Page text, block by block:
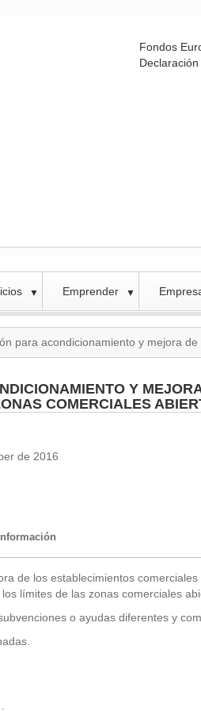
Fondos
▼ Emprender ▼
para acondicionamiento y mejora
Y
COMERCIALES
de 2016
Información
de los establecimientos
límites de las zonas comerciales
o ayudas diferentes y